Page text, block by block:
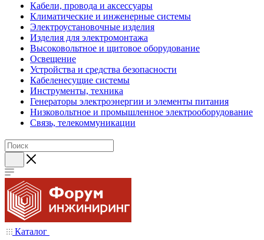
Кабели, провода и аксессуары
Климатические и инженерные системы
Электроустановочные изделия
Изделия для электромонтажа
Высоковольтное и щитовое оборудование
Освещение
Устройства и средства безопасности
Кабеленесущие системы
Инструменты, техника
Генераторы электроэнергии и элементы питания
Низковольтное и промышленное электрооборудование
Связь, телекоммуникации
Каталог